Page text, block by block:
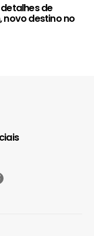
de
novo destino no